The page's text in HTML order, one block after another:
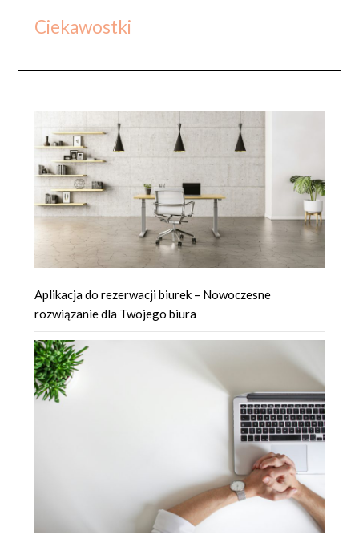
Ciekawostki
Aplikacja do rezerwacji biurek – Nowoczesne
rozwiązanie dla Twojego biura